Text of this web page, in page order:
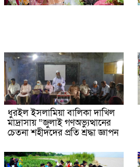
ধুরইল ইসলামিয়া বালিকা দাখিল
মাদ্রাসায় “জুলাই গণঅভ্যুত্থানের
চেতনা শহীদদের প্রতি শ্রদ্ধা জ্ঞাপন